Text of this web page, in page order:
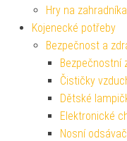
Hry na zahradníka
Kojenecké potřeby
Bezpečnost a
Bezpečnostní
Čističky
Dětské
Elektronické
Nosní